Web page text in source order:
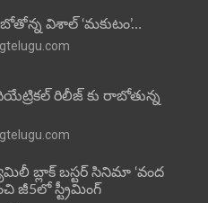
విశాల్ ‘మకుటం’…
రిలీజ్ కు రాబోతున్న
బ్లాక్ బ‌స్ట‌ర్‌ సినిమా ‘వంద
జీ5లో స్ట్రీమింగ్